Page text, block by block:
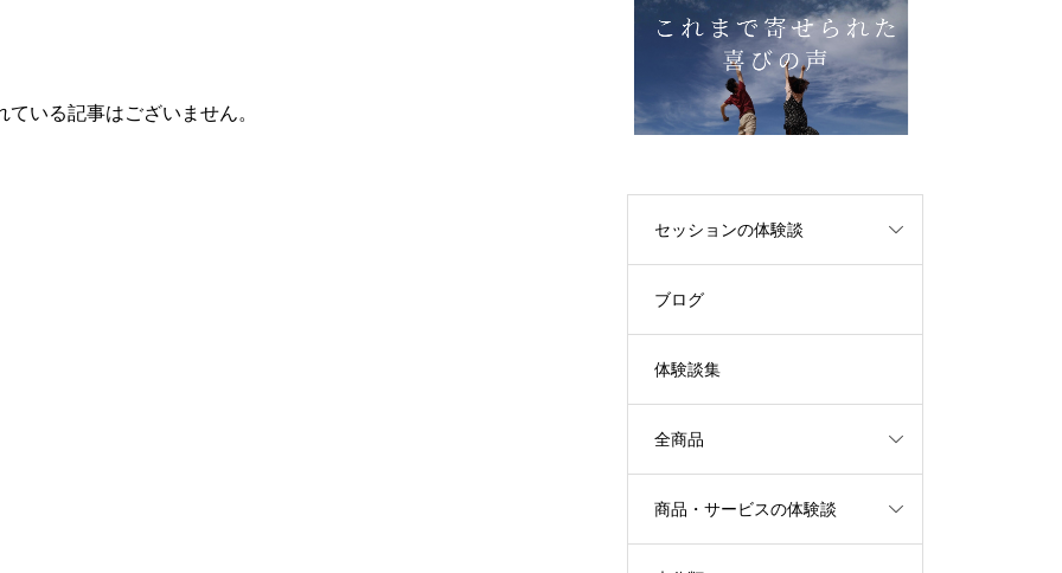
ている記事はございません。
セッションの体験談
ブログ
体験談集
全商品
商品・サービスの体験談